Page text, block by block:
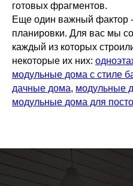
готовых фрагментов.
Еще один важный фактор
планировки. Для вас мы
каждый из которых
некоторые их них:
модульные дома с стиле
дачные дома, модульные
модульные дома для
Отправить